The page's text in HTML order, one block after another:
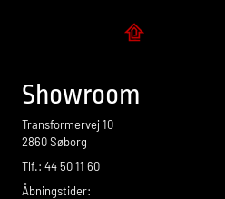
Showroom
Transformervej 10
2860 Søborg
Tlf.: 44 50 11 60
Åbningstider: